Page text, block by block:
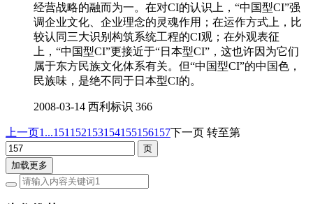
经营战略的融而为一。在对CI的认识上，“中国型CI”强
调企业文化、企业理念的灵魂作用；在运作方式上，比
较认同三大识别构筑系统工程的CI观；在外观表征
上，“中国型CI”更接近于“日本型CI”，这也许因为它们
属于东方民族文化体系有关。但“中国型CI”的中国色，
民族味，是绝不同于日本型CI的。
2008-03-14 西利标识 366
上一页1...151 152153154155156157下一页 转至第
加载更多